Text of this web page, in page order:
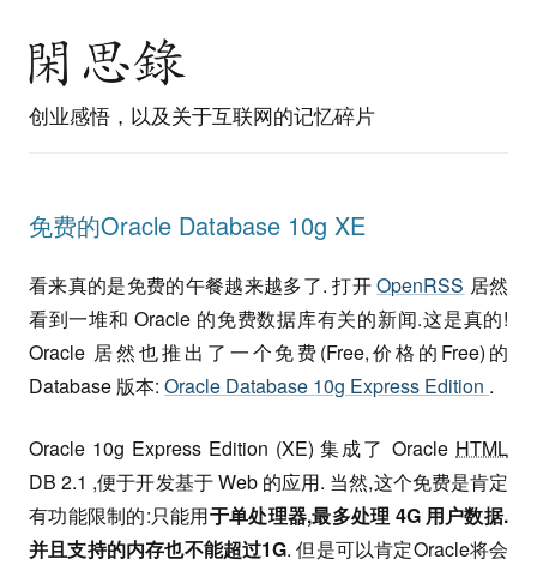
创业感悟，以及关于互联网的记忆碎片
免费的Oracle Database 10g XE
看来真的是免费的午餐越来越多了. 打开OpenRSS 居然
看到一堆和 Oracle 的免费数据库有关的新闻.这是真的!
Oracle 居然也推出了一个免费(Free,价格的Free)的
Database 版本: Oracle Database 10g Express Edition .
Oracle 10g Express Edition (XE) 集成了 Oracle HTML
DB 2.1 ,便于开发基于 Web 的应用. 当然,这个免费是肯定
有功能限制的:只能用于单处理器,最多处理 4G 用户数据.
并且支持的内存也不能超过1G. 但是可以肯定Oracle将会